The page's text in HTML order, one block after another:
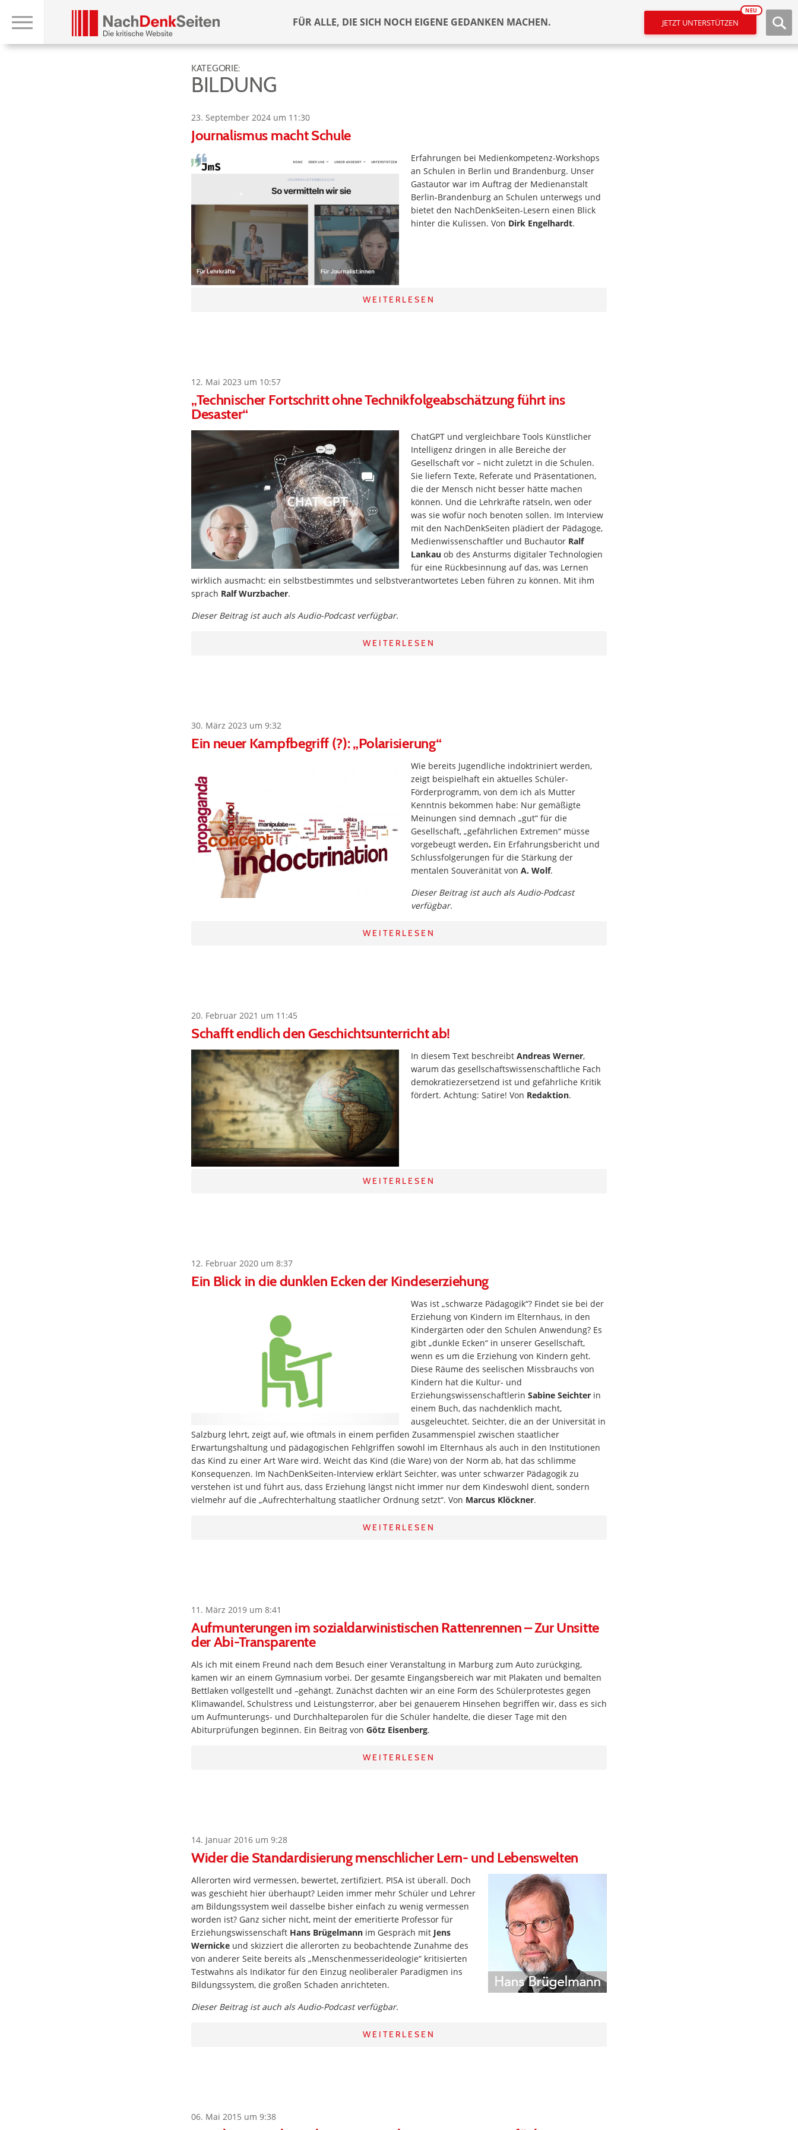
FÜR ALLE, DIE SICH NOCH EIGENE GEDANKEN MACHEN. JETZT UNTERSTÜTZEN
NEU
KATEGORIE:
BILDUNG
23. September 2024 um 11:30
Journalismus macht Schule
Erfahrungen bei Medienkompetenz-Workshops
an Schulen in Berlin und Brandenburg. Unser
Gastautor war im Auftrag der Medienanstalt
Berlin-Brandenburg an Schulen unterwegs und
bietet den NachDenkSeiten-Lesern einen Blick
hinter die Kulissen. Von Dirk Engelhardt.
WEITERLESEN
12. Mai 2023 um 10:57
„Technischer Fortschritt ohne Technikfolgeabschätzung führt ins
Desaster“
ChatGPT und vergleichbare Tools Künstlicher
Intelligenz dringen in alle Bereiche der
Gesellschaft vor – nicht zuletzt in die Schulen.
Sie liefern Texte, Referate und Präsentationen,
die der Mensch nicht besser hätte machen
können. Und die Lehrkräfte rätseln, wen oder
was sie wofür noch benoten sollen. Im Interview
mit den NachDenkSeiten plädiert der Pädagoge,
Medienwissenschaftler und Buchautor Ralf
Lankau ob des Ansturms digitaler Technologien
für eine Rückbesinnung auf das, was Lernen
wirklich ausmacht: ein selbstbestimmtes und selbstverantwortetes Leben führen zu können. Mit ihm
sprach Ralf Wurzbacher.
Dieser Beitrag ist auch als Audio-Podcast verfügbar.
WEITERLESEN
30. März 2023 um 9:32
Ein neuer Kampfbegriff (?): „Polarisierung“
Wie bereits Jugendliche indoktriniert werden,
zeigt beispielhaft ein aktuelles Schüler-
Förderprogramm, von dem ich als Mutter
Kenntnis bekommen habe: Nur gemäßigte
Meinungen sind demnach „gut“ für die
Gesellschaft, „gefährlichen Extremen“ müsse
vorgebeugt werden. Ein Erfahrungsbericht und
Schlussfolgerungen für die Stärkung der
mentalen Souveränität von A. Wolf.
Dieser Beitrag ist auch als Audio-Podcast
verfügbar.
WEITERLESEN
20. Februar 2021 um 11:45
Schafft endlich den Geschichtsunterricht ab!
In diesem Text beschreibt Andreas Werner,
warum das gesellschaftswissenschaftliche Fach
demokratiezersetzend ist und gefährliche Kritik
fördert. Achtung: Satire! Von Redaktion.
WEITERLESEN
12. Februar 2020 um 8:37
Ein Blick in die dunklen Ecken der Kindeserziehung
Was ist „schwarze Pädagogik“? Findet sie bei der
Erziehung von Kindern im Elternhaus, in den
Kindergärten oder den Schulen Anwendung? Es
gibt „dunkle Ecken“ in unserer Gesellschaft,
wenn es um die Erziehung von Kindern geht.
Diese Räume des seelischen Missbrauchs von
Kindern hat die Kultur- und
Erziehungswissenschaftlerin Sabine Seichter in
einem Buch, das nachdenklich macht,
ausgeleuchtet. Seichter, die an der Universität in
Salzburg lehrt, zeigt auf, wie oftmals in einem perfiden Zusammenspiel zwischen staatlicher
Erwartungshaltung und pädagogischen Fehlgriffen sowohl im Elternhaus als auch in den Institutionen
das Kind zu einer Art Ware wird. Weicht das Kind (die Ware) von der Norm ab, hat das schlimme
Konsequenzen. Im NachDenkSeiten-Interview erklärt Seichter, was unter schwarzer Pädagogik zu
verstehen ist und führt aus, dass Erziehung längst nicht immer nur dem Kindeswohl dient, sondern
vielmehr auf die „Aufrechterhaltung staatlicher Ordnung setzt“. Von Marcus Klöckner.
WEITERLESEN
11. März 2019 um 8:41
Aufmunterungen im sozialdarwinistischen Rattenrennen – Zur Unsitte
der Abi-Transparente
Als ich mit einem Freund nach dem Besuch einer Veranstaltung in Marburg zum Auto zurückging,
kamen wir an einem Gymnasium vorbei. Der gesamte Eingangsbereich war mit Plakaten und bemalten
Bettlaken vollgestellt und –gehängt. Zunächst dachten wir an eine Form des Schülerprotestes gegen
Klimawandel, Schulstress und Leistungsterror, aber bei genauerem Hinsehen begriffen wir, dass es sich
um Aufmunterungs- und Durchhalteparolen für die Schüler handelte, die dieser Tage mit den
Abiturprüfungen beginnen. Ein Beitrag von Götz Eisenberg.
WEITERLESEN
14. Januar 2016 um 9:28
Wider die Standardisierung menschlicher Lern- und Lebenswelten
Allerorten wird vermessen, bewertet, zertifiziert. PISA ist überall. Doch
was geschieht hier überhaupt? Leiden immer mehr Schüler und Lehrer
am Bildungssystem weil dasselbe bisher einfach zu wenig vermessen
worden ist? Ganz sicher nicht, meint der emeritierte Professor für
Erziehungswissenschaft Hans Brügelmann im Gespräch mit Jens
Wernicke und skizziert die allerorten zu beobachtende Zunahme des
von anderer Seite bereits als „Menschenmesserideologie“ kritisierten
Testwahns als Indikator für den Einzug neoliberaler Paradigmen ins
Bildungssystem, die großen Schaden anrichteten.
Dieser Beitrag ist auch als Audio-Podcast verfügbar.
WEITERLESEN
06. Mai 2015 um 9:38